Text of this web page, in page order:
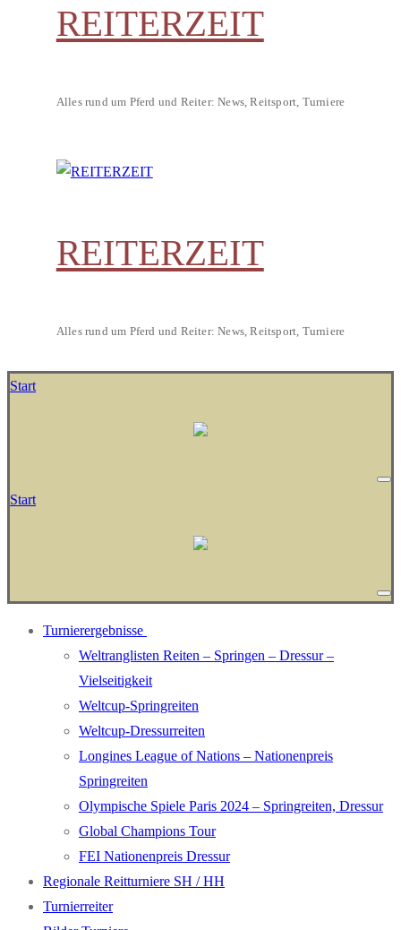
REITERZEIT
Alles rund um Pferd und Reiter: News, Reitsport, Turniere
REITERZEIT
Alles rund um Pferd und Reiter: News, Reitsport, Turniere
Start
Start
Turnierergebnisse
Weltranglisten Reiten – Springen – Dressur –
Vielseitigkeit
Weltcup-Springreiten
Weltcup-Dressurreiten
Longines League of Nations – Nationenpreis
Springreiten
Olympische Spiele Paris 2024 – Springreiten, Dressur
Global Champions Tour
FEI Nationenpreis Dressur
Regionale Reitturniere SH / HH
Turnierreiter